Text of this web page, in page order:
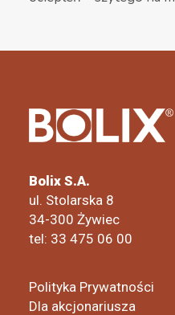
Bolix S.A.
ul. Stolarska 8
34-300 Żywiec
tel: 33 475 06 00
Polityka Prywatności
Dla akcjonariusza